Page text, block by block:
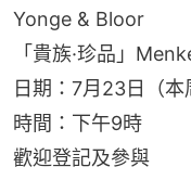
Yonge & Bloor
「貴族·珍品」
日期：7月23日（本
時間：下午9時
歡迎登記及參與